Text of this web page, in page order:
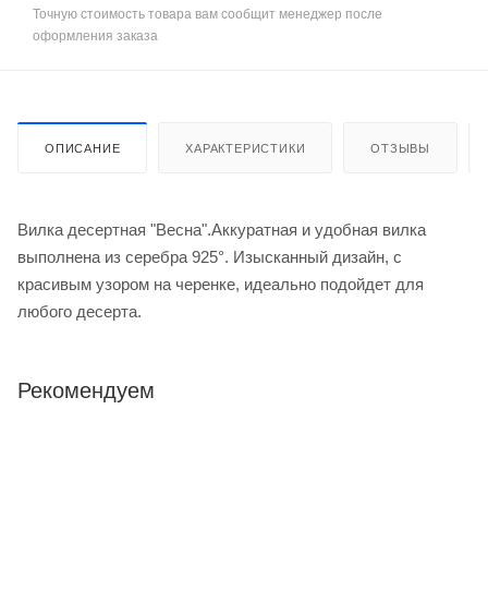
Точную стоимость товара вам сообщит менеджер после
оформления заказа
ОПИСАНИЕ ХАРАКТЕРИСТИКИ ОТЗЫВЫ
Вилка десертная "Весна".Аккуратная и удобная вилка
выполнена из серебра 925°. Изысканный дизайн, с
красивым узором на черенке, идеально подойдет для
любого десерта.
Рекомендуем